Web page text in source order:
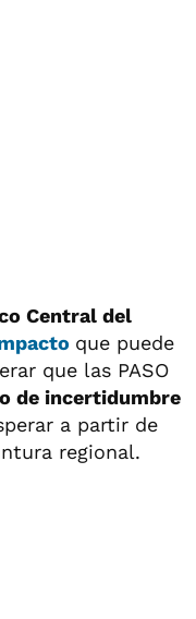
Central del
que puede
que las PASO
de incertidumbre
a partir de
regional.